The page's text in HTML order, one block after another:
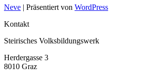
Neve | Präsentiert von WordPress
Kontakt
Steirisches Volksbildungswerk
Herdergasse 3
8010 Graz